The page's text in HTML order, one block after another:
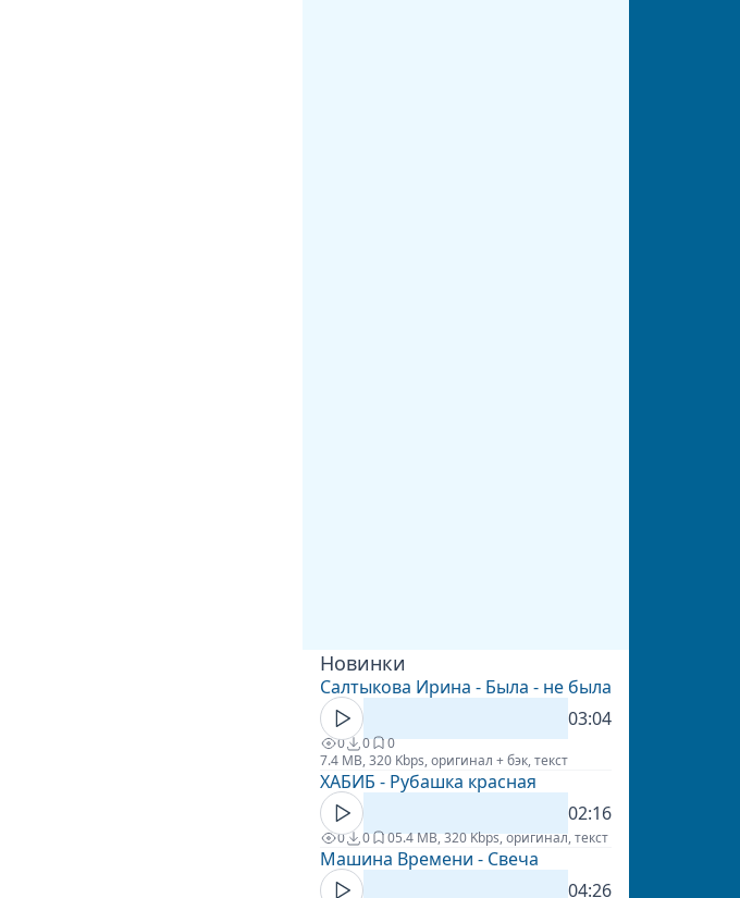
Новинки
Салтыкова Ирина - Была - не была
03:04
0 0
0
7.4 MB, 320 Kbps, оригинал + бэк, текст
ХАБИБ - Рубашка красная
02:16
0 0 05.4 MB, 320 Kbps, оригинал, текст
Машина Времени - Свеча
04:26